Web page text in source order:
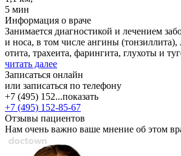
5 мин
Информация о враче
Занимается диагностикой и лечением
и носа, в том числе ангины (тонзиллита),
отита, трахеита, фарингита, глухоты и
читать далее
Записаться онлайн
или записаться по телефону
+7 (495) 152...показать
+7 (495) 152-85-67
Отзывы пациентов
Нам очень важно ваше мнение об этом